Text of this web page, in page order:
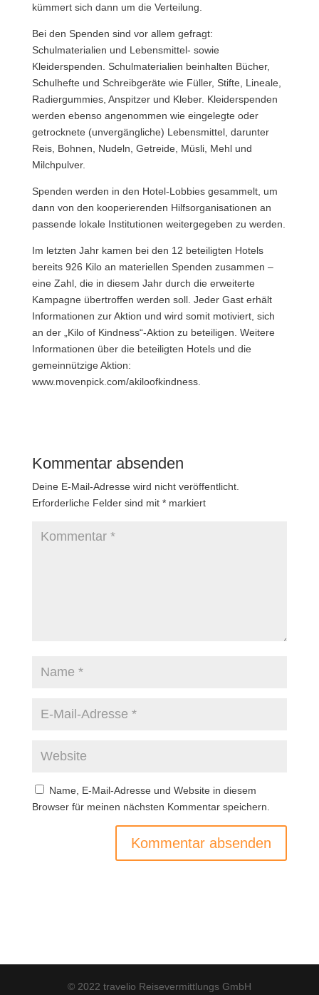
kümmert sich dann um die Verteilung.
Bei den Spenden sind vor allem gefragt:
Schulmaterialien und Lebensmittel- sowie
Kleiderspenden. Schulmaterialien beinhalten Bücher,
Schulhefte und Schreibgeräte wie Füller, Stifte, Lineale,
Radiergummies, Anspitzer und Kleber. Kleiderspenden
werden ebenso angenommen wie eingelegte oder
getrocknete (unvergängliche) Lebensmittel, darunter
Reis, Bohnen, Nudeln, Getreide, Müsli, Mehl und
Milchpulver.
Spenden werden in den Hotel-Lobbies gesammelt, um
dann von den kooperierenden Hilfsorganisationen an
passende lokale Institutionen weitergegeben zu werden.
Im letzten Jahr kamen bei den 12 beteiligten Hotels
bereits 926 Kilo an materiellen Spenden zusammen –
eine Zahl, die in diesem Jahr durch die erweiterte
Kampagne übertroffen werden soll. Jeder Gast erhält
Informationen zur Aktion und wird somit motiviert, sich
an der „Kilo of Kindness“-Aktion zu beteiligen. Weitere
Informationen über die beteiligten Hotels und die
gemeinnützige Aktion:
www.movenpick.com/akiloofkindness.
Kommentar absenden
Deine E-Mail-Adresse wird nicht veröffentlicht.
Erforderliche Felder sind mit *markiert
Name, E-Mail-Adresse und Website in diesem
Browser für meinen nächsten Kommentar speichern.
© 2022 travelio Reisevermittlungs GmbH